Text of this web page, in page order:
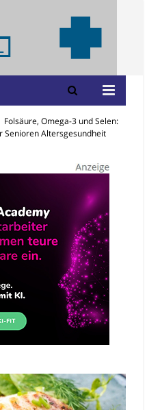
Folsäure, Omega-3 und Selen:
Senioren Altersgesundheit